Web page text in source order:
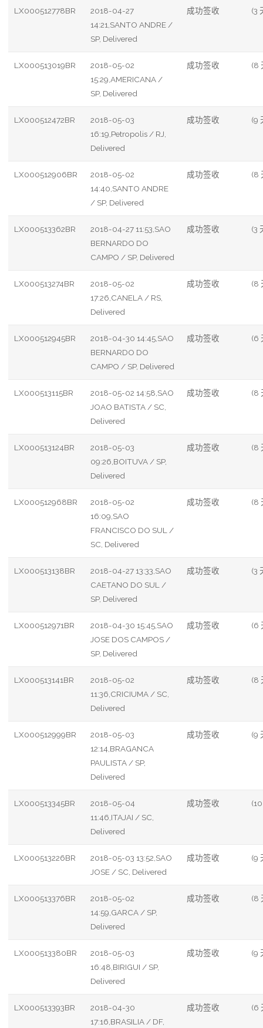
LX000512778BR
2018-04-27
14:21,SANTO ANDRE /
SP, Delivered
成功签收 (3
LX000513019BR
2018-05-02
15:29,AMERICANA /
SP, Delivered
成功签收 (8
LX000512472BR
2018-05-03
16:19,Petropolis / RJ,
Delivered
成功签收 (9
LX000512906BR
2018-05-02
14:40,SANTO ANDRE
/ SP, Delivered
成功签收 (8
LX000513362BR
2018-04-27 11:53,SAO
BERNARDO DO
CAMPO / SP, Delivered
成功签收 (3
LX000513274BR
2018-05-02
17:26,CANELA / RS,
Delivered
成功签收 (8
LX000512945BR
2018-04-30 14:45,SAO
BERNARDO DO
CAMPO / SP, Delivered
成功签收 (6
LX000513115BR
2018-05-02 14:58,SAO
JOAO BATISTA / SC,
Delivered
成功签收 (8
LX000513124BR
2018-05-03
09:26,BOITUVA / SP,
Delivered
成功签收 (8
LX000512968BR
2018-05-02
16:09,SAO
FRANCISCO DO SUL /
SC, Delivered
成功签收 (8
LX000513138BR
2018-04-27 13:33,SAO
CAETANO DO SUL /
SP, Delivered
成功签收 (3
LX000512971BR
2018-04-30 15:45,SAO
JOSE DOS CAMPOS /
SP, Delivered
成功签收 (6
LX000513141BR
2018-05-02
11:36,CRICIUMA / SC,
Delivered
成功签收 (8
LX000512999BR
2018-05-03
12:14,BRAGANCA
PAULISTA / SP,
Delivered
成功签收 (9
LX000513345BR
2018-05-04
11:46,ITAJAI / SC,
Delivered
成功签收
LX000513226BR
2018-05-03 13:52,SAO
JOSE / SC, Delivered
成功签收 (9
LX000513376BR
2018-05-02
14:59,GARCA / SP,
Delivered
成功签收 (8
LX000513380BR
2018-05-03
16:48,BIRIGUI / SP,
Delivered
成功签收 (9
LX000513393BR
2018-04-30
17:16,BRASILIA / DF,
成功签收 (6